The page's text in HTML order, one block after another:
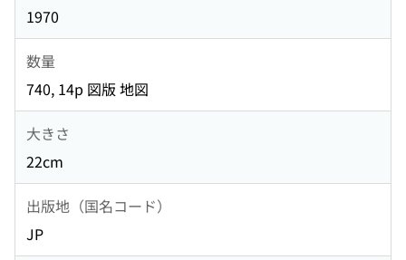
1970
数量
740, 14p 図版 地図
大きさ
22cm
出版地（国名コード）
JP